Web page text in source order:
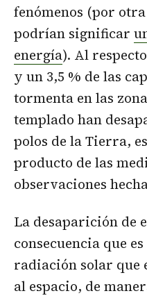
fenómenos (por
podrían significar
energía). Al
y un 3,5 % de las
tormenta en las
templado han
polos de la Tierra,
producto de las
observaciones
La desaparición de
consecuencia que
radiación solar que
al espacio, de